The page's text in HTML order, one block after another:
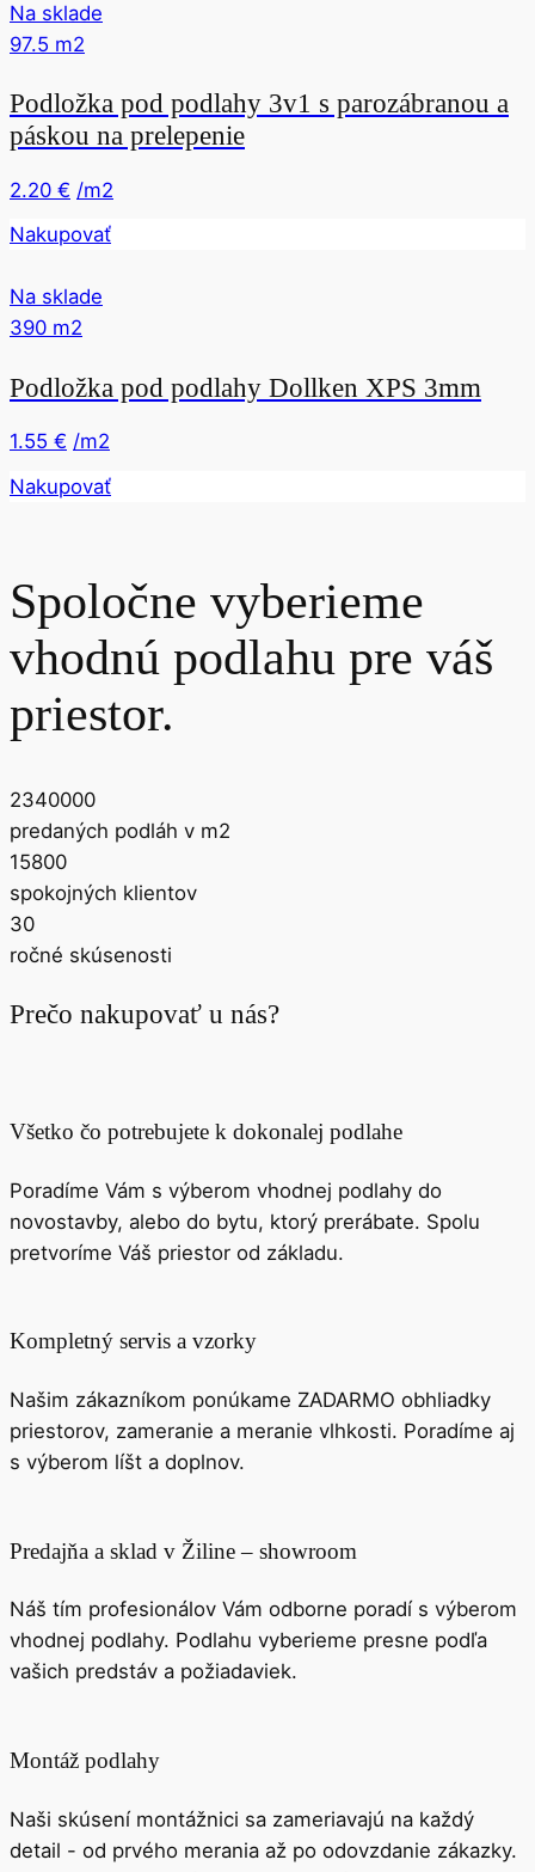
Na sklade
97.5 m2
Podložka pod podlahy 3v1 s parozábranou a
páskou na prelepenie
2.20 € /m2
Nakupovať
Na sklade
390 m2
Podložka pod podlahy Dollken XPS 3mm
1.55 € /m2
Nakupovať
Spoločne vyberieme
vhodnú podlahu pre váš
priestor.
2340000
predaných podláh v m2
15800
spokojných klientov
30
ročné skúsenosti
Prečo nakupovať u nás?
Všetko čo potrebujete k dokonalej podlahe
Poradíme Vám s výberom vhodnej podlahy do
novostavby, alebo do bytu, ktorý prerábate. Spolu
pretvoríme Váš priestor od základu.
Kompletný servis a vzorky
Našim zákazníkom ponúkame ZADARMO obhliadky
priestorov, zameranie a meranie vlhkosti. Poradíme aj
s výberom líšt a doplnov.
Predajňa a sklad v Žiline – showroom
Náš tím profesionálov Vám odborne poradí s výberom
vhodnej podlahy. Podlahu vyberieme presne podľa
vašich predstáv a požiadaviek.
Montáž podlahy
Naši skúsení montážnici sa zameriavajú na každý
detail - od prvého merania až po odovzdanie zákazky.